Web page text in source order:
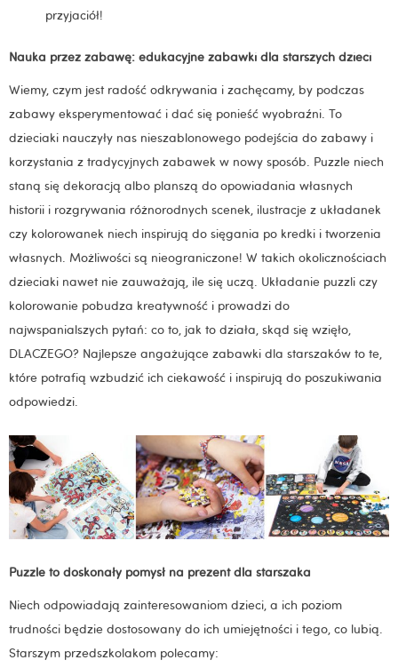
przyjaciół!
Nauka przez zabawę: edukacyjne zabawki dla starszych dzieci
Wiemy, czym jest radość odkrywania i zachęcamy, by podczas
zabawy eksperymentować i dać się ponieść wyobraźni. To
dzieciaki nauczyły nas nieszablonowego podejścia do zabawy i
korzystania z tradycyjnych zabawek w nowy sposób. Puzzle niech
staną się dekoracją albo planszą do opowiadania własnych
historii i rozgrywania różnorodnych scenek, ilustracje z układanek
czy kolorowanek niech inspirują do sięgania po kredki i tworzenia
własnych. Możliwości są nieograniczone! W takich okolicznościach
dzieciaki nawet nie zauważają, ile się uczą. Układanie puzzli czy
kolorowanie pobudza kreatywność i prowadzi do
najwspanialszych pytań: co to, jak to działa, skąd się wzięło,
DLACZEGO? Najlepsze angażujące zabawki dla starszaków to te,
które potrafią wzbudzić ich ciekawość i inspirują do poszukiwania
odpowiedzi.
Puzzle to doskonały pomysł na prezent dla starszaka
Niech odpowiadają zainteresowaniom dzieci, a ich poziom
trudności będzie dostosowany do ich umiejętności i tego, co lubią.
Starszym przedszkolakom polecamy: